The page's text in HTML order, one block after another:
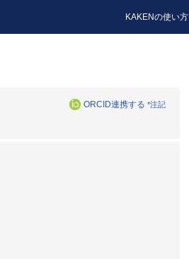
KAKENの使い方
ORCID連携する *注記